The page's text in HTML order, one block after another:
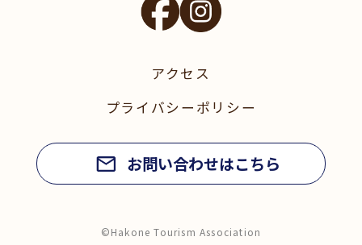
アクセス
プライバシーポリシー
お問い合わせはこちら
©Hakone Tourism Association